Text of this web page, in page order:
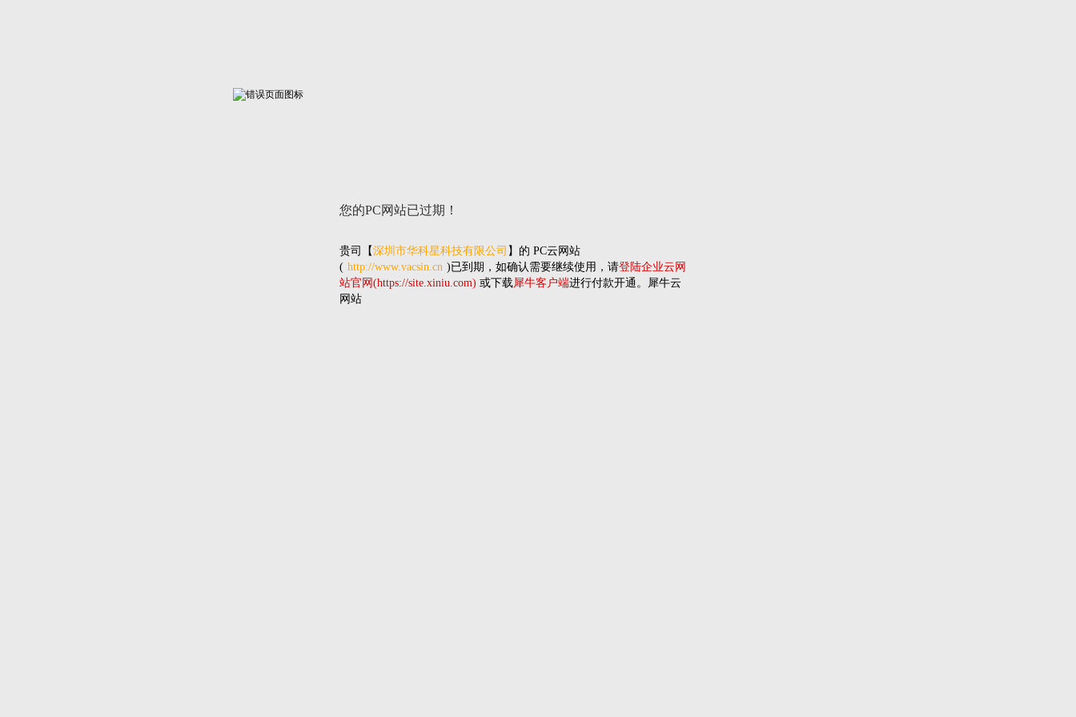
您的PC网站已过期！
贵司 【深圳市华科星科技有限公司 】的 PC云网站
( http://www.vacsin.cn )已到期，如确认需要继续使用，请登陆企业云网
站官网(https://site.xiniu.com) 或下载犀牛客户端进行付款开通。犀牛云
网站